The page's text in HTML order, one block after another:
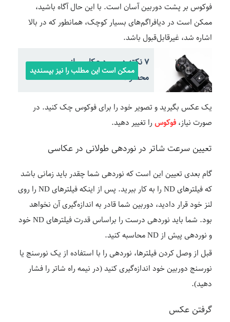
فوکوس بر پشت دوربین آسان است. با این حال آگاه باشید،
ممکن است در دیافراگم‌های بسیار کوچک، همانطور که در بالا
اشاره شد، غیرقابل‌قبول باشد.
7 نکته در مورد عکاسی از
محصولات
ممکن است این مطلب را نیز بپسندید
یک عکس بگیرید و تصویر خود را برای فوکوس چک کنید. در
صورت نیاز،فوکوسرا تغییر دهید.
تعیین سرعت شاتر در نوردهی طولانی در عکاسی
گام بعدی تعیین این است که نوردهی شما چقدر باید زمانی باشد
که فیلترهای ND را به کار ببرید. پس از اینکه فیلترهای ND را روی
لنز خود قرار دادید، دوربین شما قادر به اندازه‌گیری آن نخواهد
بود. شما باید نوردهی درست را براساس قدرت فیلترهای ND خود
و نوردهی پیش از ND محاسبه کنید.
قبل از وصل کردن فیلترها، نوردهی را با استفاده از یک نورسنج یا
نورسنج دوربین خود اندازه‌گیری کنید (در نیمه راه شاتر را فشار
دهید).
گرفتن عکس